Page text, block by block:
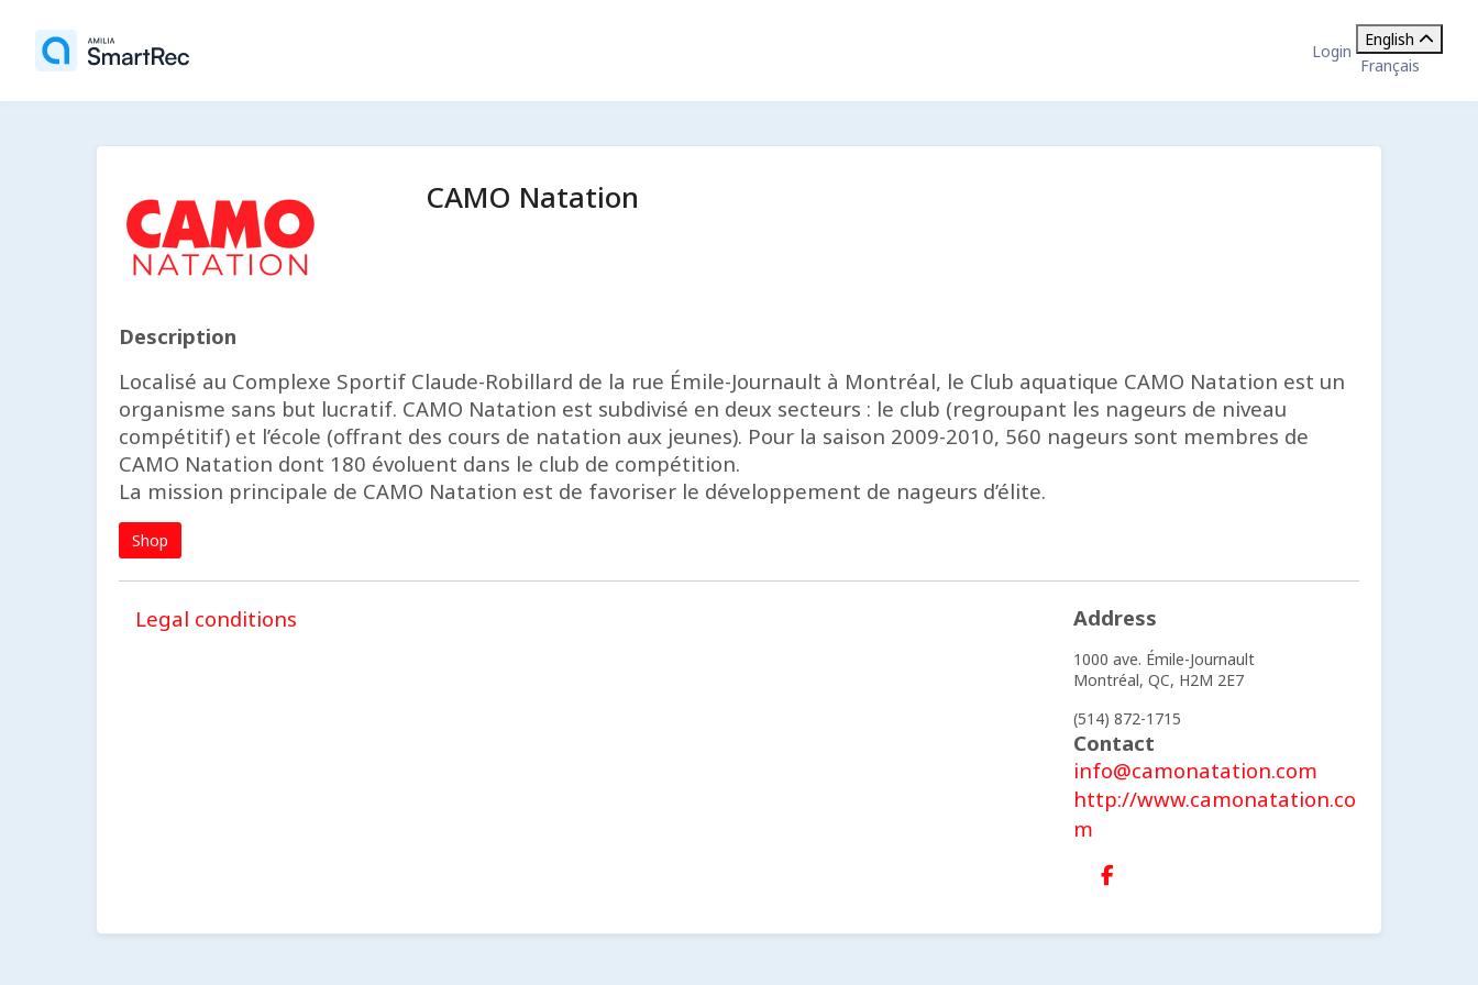
Login
English
Français
CAMO Natation
Description
Localisé au Complexe Sportif Claude-Robillard de la rue Émile-Journault à Montréal, le Club aquatique CAMO Natation est un
organisme sans but lucratif. CAMO Natation est subdivisé en deux secteurs : le club (regroupant les nageurs de niveau
compétitif) et l’école (offrant des cours de natation aux jeunes). Pour la saison 2009-2010, 560 nageurs sont membres de
CAMO Natation dont 180 évoluent dans le club de compétition.
La mission principale de CAMO Natation est de favoriser le développement de nageurs d’élite.
Shop
Legal conditions Address
1000 ave. Émile-Journault
Montréal, QC, H2M 2E7
(514) 872-1715
Contact
info@camonatation.com
http://www.camonatation.co
m